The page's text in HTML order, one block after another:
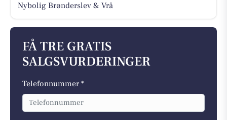
Nybolig Brønderslev & Vrå
FÅ TRE GRATIS
SALGSVURDERINGER
Telefonnummer *